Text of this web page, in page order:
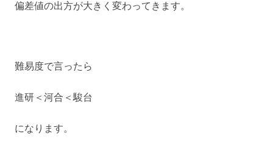
偏差値の出方が大きく変わってきます。
難易度で言ったら
進研＜河合＜駿台
になります。